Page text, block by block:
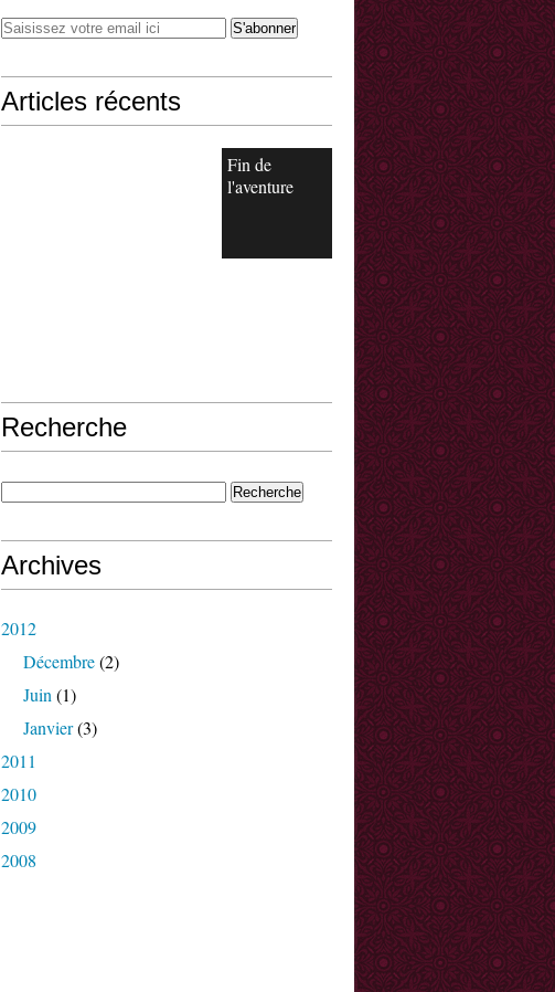
Articles récents
Fin de
l'aventure
Recherche
Archives
2012
Décembre(2)
Juin (1)
Janvier(3)
2011
2010
2009
2008